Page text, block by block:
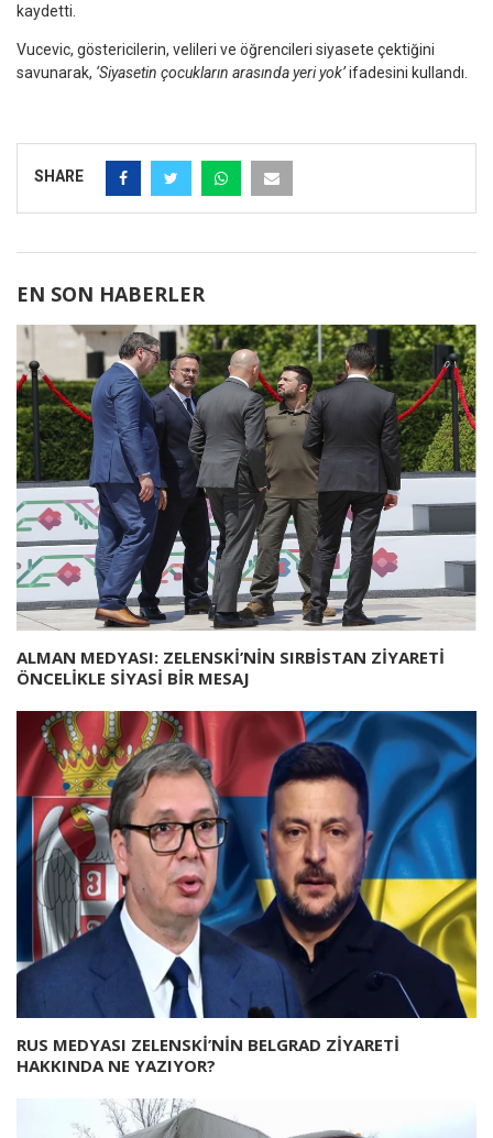
kaydetti.
Vucevic, göstericilerin, velileri ve öğrencileri siyasete çektiğini
savunarak, ‘Siyasetin çocukların arasında yeri yok’ifadesini kullandı.
SHARE
EN SON HABERLER
ALMAN MEDYASI: ZELENSKİ’NİN SIRBİSTAN ZİYARETİ
ÖNCELİKLE SİYASİ BİR MESAJ
RUS MEDYASI ZELENSKİ’NİN BELGRAD ZİYARETİ
HAKKINDA NE YAZIYOR?